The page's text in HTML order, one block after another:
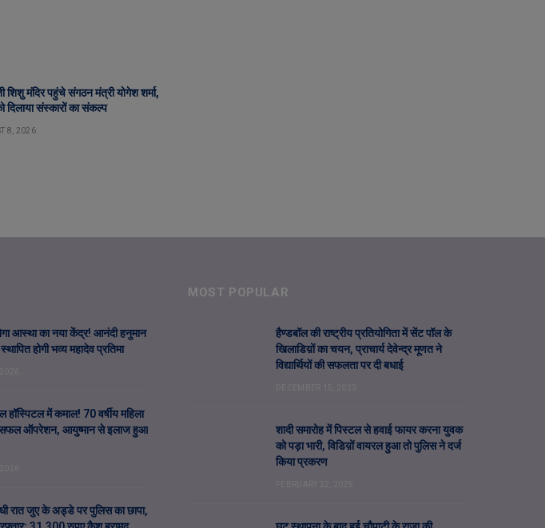
शिशु मंदिर पहुंचे संगठन मंत्री योगेश शर्मा,
दिलाया संस्कारों का संकल्प
8, 2026
आस्था का नया केंद्र! आनंदी हनुमान
होगी भव्य महादेव प्रतिमा
हॉस्पिटल में कमाल! 70 वर्षीय महिला
ऑपरेशन, आयुष्मान से इलाज हुआ
रात जुए के अड्डे पर पुलिस का छापा,
MOST POPULAR
हैण्डबॉल की राष्ट्रीय प्रतियोगिता में सेंट पॉल के
खिलाडिय़ों का चयन, प्राचार्य देवेन्द्र मूणत ने
विद्यार्थियों की सफलता पर दी बधाई
शादी समारोह में पिस्टल से हवाई फायर करना युवक
को पड़ा भारी, विडिय़ों वायरल हुआ तो पुलिस ने दर्ज
किया प्रकरण